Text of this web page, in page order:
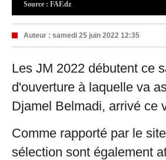
Source : FAF.dz
Auteur : samedi 25 juin 2022 12:35
Les JM 2022 débutent ce
d'ouverture à laquelle va
Djamel Belmadi, arrivé ce
Comme rapporté par le
sélection sont également